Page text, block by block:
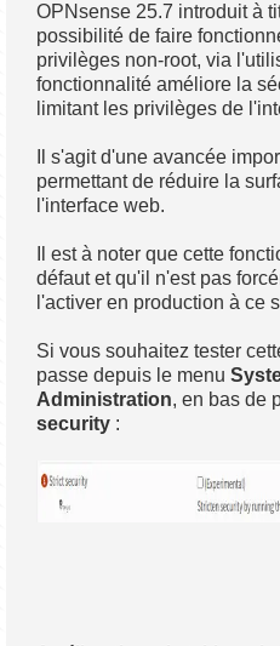
OPNsense 25.7 introduit à
possibilité de faire
privilèges non-root, via
fonctionnalité améliore la
limitant les privilèges de
Il s'agit d'une avancée
permettant de réduire la
l'interface web.
Il est à noter que cette
défaut et qu'il n'est pas
l'activer en production à ce
Si vous souhaitez tester
passe depuis le menu
Administration, en bas de
security :